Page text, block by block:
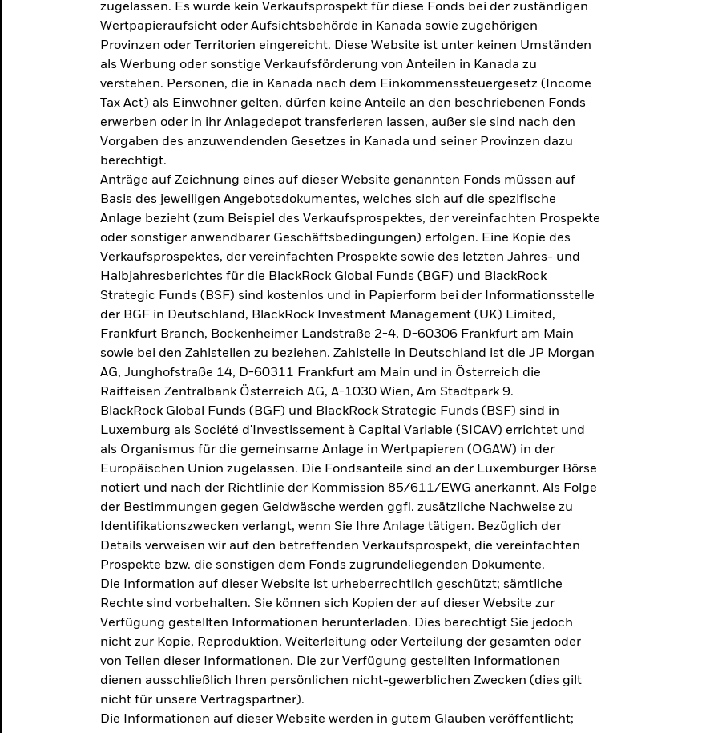
zugelassen. Es wurde kein Verkaufsprospekt für diese Fonds bei der zuständigen
Wertpapieraufsicht oder Aufsichtsbehörde in Kanada sowie zugehörigen
Provinzen oder Territorien eingereicht. Diese Website ist unter keinen Umständen
als Werbung oder sonstige Verkaufsförderung von Anteilen in Kanada zu
verstehen. Personen, die in Kanada nach dem Einkommenssteuergesetz (Income
Tax Act) als Einwohner gelten, dürfen keine Anteile an den beschriebenen Fonds
erwerben oder in ihr Anlagedepot transferieren lassen, außer sie sind nach den
Vorgaben des anzuwendenden Gesetzes in Kanada und seiner Provinzen dazu
berechtigt.
Anträge auf Zeichnung eines auf dieser Website genannten Fonds müssen auf
Basis des jeweiligen Angebotsdokumentes, welches sich auf die spezifische
Anlage bezieht (zum Beispiel des Verkaufsprospektes, der vereinfachten Prospekte
oder sonstiger anwendbarer Geschäftsbedingungen) erfolgen. Eine Kopie des
Verkaufsprospektes, der vereinfachten Prospekte sowie des letzten Jahres- und
Halbjahresberichtes für die BlackRock Global Funds (BGF) und BlackRock
Strategic Funds (BSF) sind kostenlos und in Papierform bei der Informationsstelle
der BGF in Deutschland, BlackRock Investment Management (UK) Limited,
Frankfurt Branch, Bockenheimer Landstraße 2-4, D-60306 Frankfurt am Main
sowie bei den Zahlstellen zu beziehen. Zahlstelle in Deutschland ist die JP Morgan
AG, Junghofstraße 14, D-60311 Frankfurt am Main und in Österreich die
Raiffeisen Zentralbank Österreich AG, A-1030 Wien, Am Stadtpark 9.
BlackRock Global Funds (BGF) und BlackRock Strategic Funds (BSF) sind in
Luxemburg als Société d'Investissement à Capital Variable (SICAV) errichtet und
als Organismus für die gemeinsame Anlage in Wertpapieren (OGAW) in der
Europäischen Union zugelassen. Die Fondsanteile sind an der Luxemburger Börse
notiert und nach der Richtlinie der Kommission 85/611/EWG anerkannt. Als Folge
der Bestimmungen gegen Geldwäsche werden ggfl. zusätzliche Nachweise zu
Identifikationszwecken verlangt, wenn Sie Ihre Anlage tätigen. Bezüglich der
Details verweisen wir auf den betreffenden Verkaufsprospekt, die vereinfachten
Prospekte bzw. die sonstigen dem Fonds zugrundeliegenden Dokumente.
Die Information auf dieser Website ist urheberrechtlich geschützt; sämtliche
Rechte sind vorbehalten. Sie können sich Kopien der auf dieser Website zur
Verfügung gestellten Informationen herunterladen. Dies berechtigt Sie jedoch
nicht zur Kopie, Reproduktion, Weiterleitung oder Verteilung der gesamten oder
von Teilen dieser Informationen. Die zur Verfügung gestellten Informationen
dienen ausschließlich Ihren persönlichen nicht-gewerblichen Zwecken (dies gilt
nicht für unsere Vertragspartner).
Die Informationen auf dieser Website werden in gutem Glauben veröffentlicht;